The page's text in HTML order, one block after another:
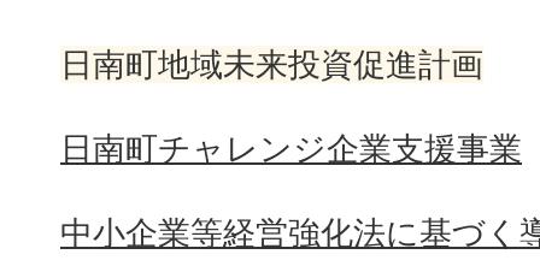
日南町地域未来投資促進計画
日南町チャレンジ企業支援事業
中小企業等経営強化法に基づく